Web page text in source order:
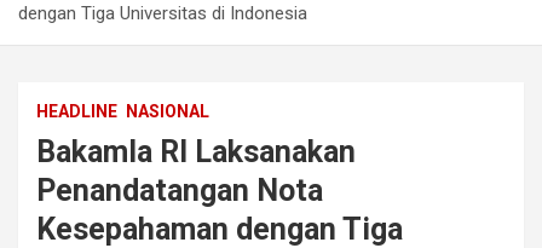
dengan Tiga Universitas di Indonesia
HEADLINE NASIONAL
Bakamla RI Laksanakan
Penandatangan Nota
Kesepahaman dengan Tiga